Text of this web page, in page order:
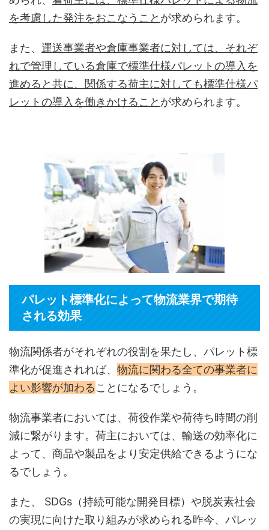
を考慮した発注をおこなうこと が求められます。
また、 運送事業者や倉庫事業者に対しては、それぞ
れで管理している倉庫で標準仕様パレットの導入を
進めると共に、関係する荷主に対しても標準仕様パ
レットの導入を働きかけること が求められます。
パレット標準化によって物流業界で期待
される効果
物流関係者がそれぞれの役割を果たし、パレット標
準化が促進されれば、 物流に関わる全ての事業者に
よい影響が加わることになるでしょう。
物流事業者においては、荷役作業や荷待ち時間の削
減に繋がります。荷主においては、輸送の効率化に
よって、商品や製品をより安定供給できるようにな
るでしょう。
また、 SDGs（持続可能な開発目標）や脱炭素社会
の実現に向けた取り組みが求められる昨今、パレッ